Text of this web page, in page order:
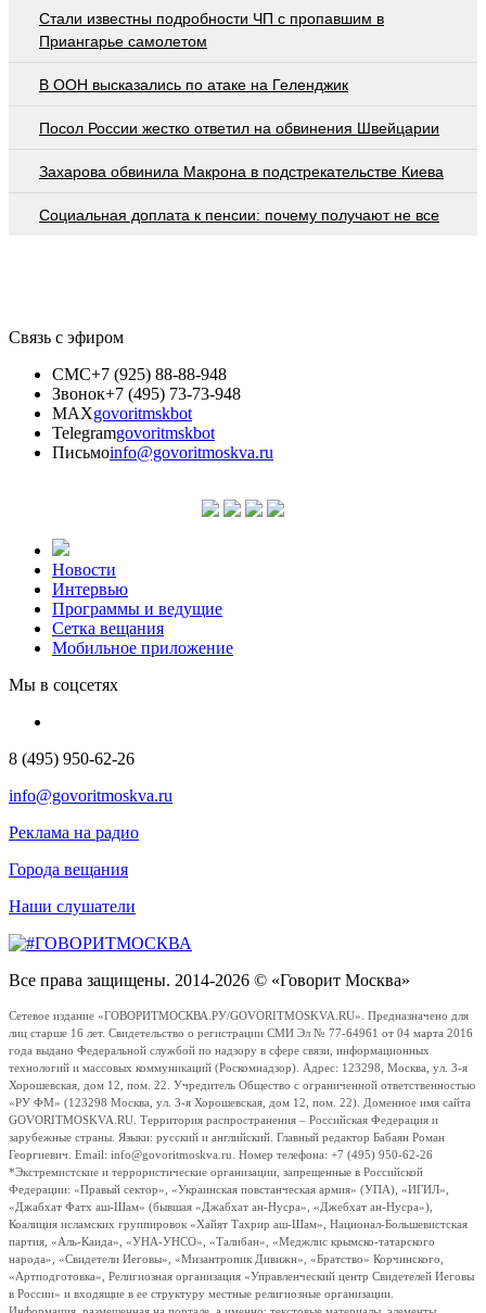
Стали известны подробности ЧП с пропавшим в
Приангарье самолетом
В ООН высказались по атаке на Геленджик
Посол России жестко ответил на обвинения Швейцарии
Захарова обвинила Макрона в подстрекательстве Киева
Социальная доплата к пенсии: почему получают не все
Связь с эфиром
СМС+7 (925) 88-88-948
Звонок+7 (495) 73-73-948
MAXgovoritmskbot
Telegramgovoritmskbot
Письмоinfo@govoritmoskva.ru
Новости
Интервью
Программы и ведущие
Сетка вещания
Мобильное приложение
Мы в соцсетях
8 (495) 950-62-26
info@govoritmoskva.ru
Реклама на радио
Города вещания
Наши слушатели
Все права защищены. 2014-2026 © «Говорит Москва»
Сетевое издание «ГОВОРИТМОСКВА.РУ/GOVORITMOSKVA.RU». Предназначено для
лиц старше 16 лет. Свидетельство о регистрации СМИ Эл № 77-64961 от 04 марта 2016
года выдано Федеральной службой по надзору в сфере связи, информационных
технологий и массовых коммуникаций (Роскомнадзор). Адрес: 123298, Москва, ул. 3-я
Хорошевская, дом 12, пом. 22. Учредитель Общество с ограниченной ответственностью
«РУ ФМ» (123298 Москва, ул. 3-я Хорошевская, дом 12, пом. 22). Доменное имя сайта
GOVORITMOSKVA.RU. Территория распространения – Российская Федерация и
зарубежные страны. Языки: русский и английский. Главный редактор Бабаян Роман
Георгиевич. Email: info@govoritmoskva.ru. Номер телефона: +7 (495) 950-62-26
*Экстремистские и террористические организации, запрещенные в Российской
Федерации: «Правый сектор», «Украинская повстанческая армия» (УПА), «ИГИЛ»,
«Джабхат Фатх аш-Шам» (бывшая «Джабхат ан-Нусра», «Джебхат ан-Нусра»),
Коалиция исламских группировок «Хайят Тахрир аш-Шам», Национал-Большевистская
партия, «Аль-Каида», «УНА-УНСО», «Талибан», «Меджлис крымско-татарского
народа», «Свидетели Иеговы», «Мизантропик Дивижн», «Братство» Корчинского,
«Артподготовка», Религиозная организация «Управленческий центр Свидетелей Иеговы
в России» и входящие в ее структуру местные религиозные организации.